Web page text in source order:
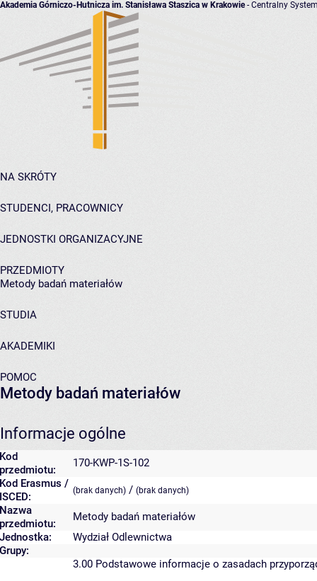
Akademia Górniczo-Hutnicza im. Stanisława Staszica w Krakowie- Centralny
NA SKRÓTY
STUDENCI, PRACOWNICY
JEDNOSTKI ORGANIZACYJNE
PRZEDMIOTY
Metody badań materiałów
STUDIA
AKADEMIKI
POMOC
Metody badań materiałów
Informacje ogólne
Kod
przedmiotu:
170-KWP-1S-102
Kod Erasmus /
ISCED:
(brak danych) / (brak danych)
Nazwa
przedmiotu:
Metody badań materiałów
Jednostka:
Wydział Odlewnictwa
Grupy:
3.00 Podstawowe informacje o zasadach